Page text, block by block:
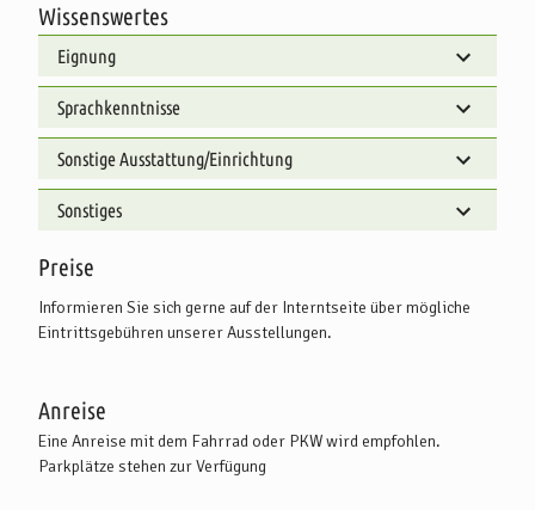
Wissenswertes
Eignung
Sprachkenntnisse
Sonstige Ausstattung/Einrichtung
Sonstiges
Preise
Informieren Sie sich gerne auf der Interntseite über mögliche
Eintrittsgebühren unserer Ausstellungen.
Anreise
Eine Anreise mit dem Fahrrad oder PKW wird empfohlen.
Parkplätze stehen zur Verfügung